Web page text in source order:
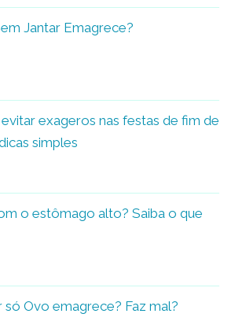
Jantar Emagrece?
exageros nas festas de fim de
simples
o estômago alto? Saiba o que
só Ovo emagrece? Faz mal?